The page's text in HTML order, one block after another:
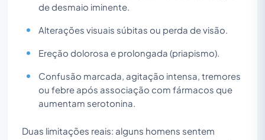
de desmaio iminente.
Alterações visuais súbitas ou perda de visão.
Ereção dolorosa e prolongada (priapismo).
Confusão marcada, agitação intensa, tremores
ou febre após associação com fármacos que
aumentam serotonina.
Duas limitações reais: alguns homens sentem